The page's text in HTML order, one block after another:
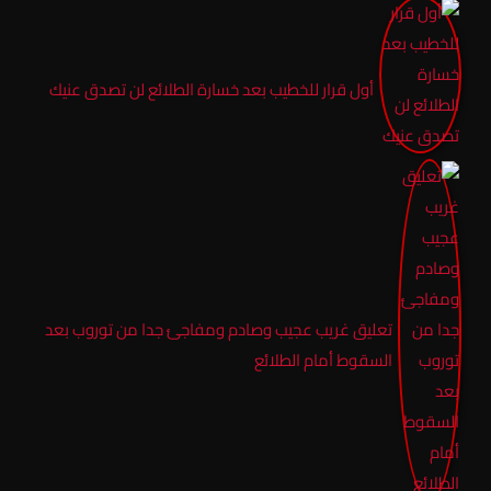
أول قرار للخطيب بعد خسارة الطلائع لن تصدق عنيك
تعليق غريب عجيب وصادم ومفاجئ جدا من توروب بعد
السقوط أمام الطلائع